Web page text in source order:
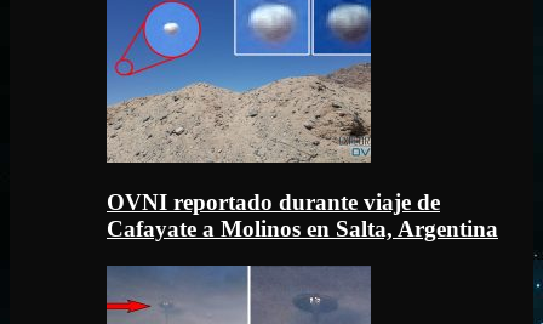
OVNI reportado durante viaje de
Cafayate a Molinos en Salta, Argentina